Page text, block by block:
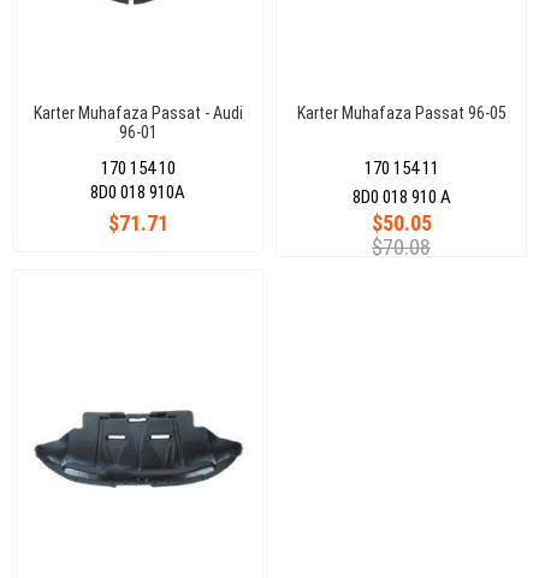
Karter Muhafaza Passat - Audi
96-01
170 154 10
$71.71
8D0 018 910A
Karter Muhafaza Passat 96-05
170 154 11
$50.05
$70.08
8D0 018 910 A